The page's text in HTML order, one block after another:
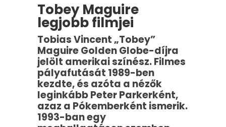
Tobey Maguire
legjobb filmjei
Tobias Vincent „Tobey”
Maguire Golden Globe-díjra
jelölt amerikai színész. Filmes
pályafutását 1989-ben
kezdte, és azóta a nézők
leginkább Peter Parkerként,
azaz a Pókemberként ismerik.
1993-ban egy